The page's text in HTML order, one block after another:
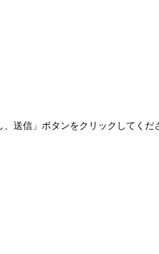
送信」ボタンをクリックしてくだ